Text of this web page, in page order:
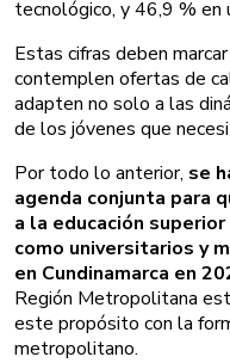
tecnológico, y 46,9 % en
Estas cifras deben
contemplen ofertas de
adapten no solo a las
de los jóvenes que
Por todo lo anterior, se
agenda conjunta para
a la educación
como universitarios y
en Cundinamarca en
Región Metropolitana
este propósito con la
metropolitano.